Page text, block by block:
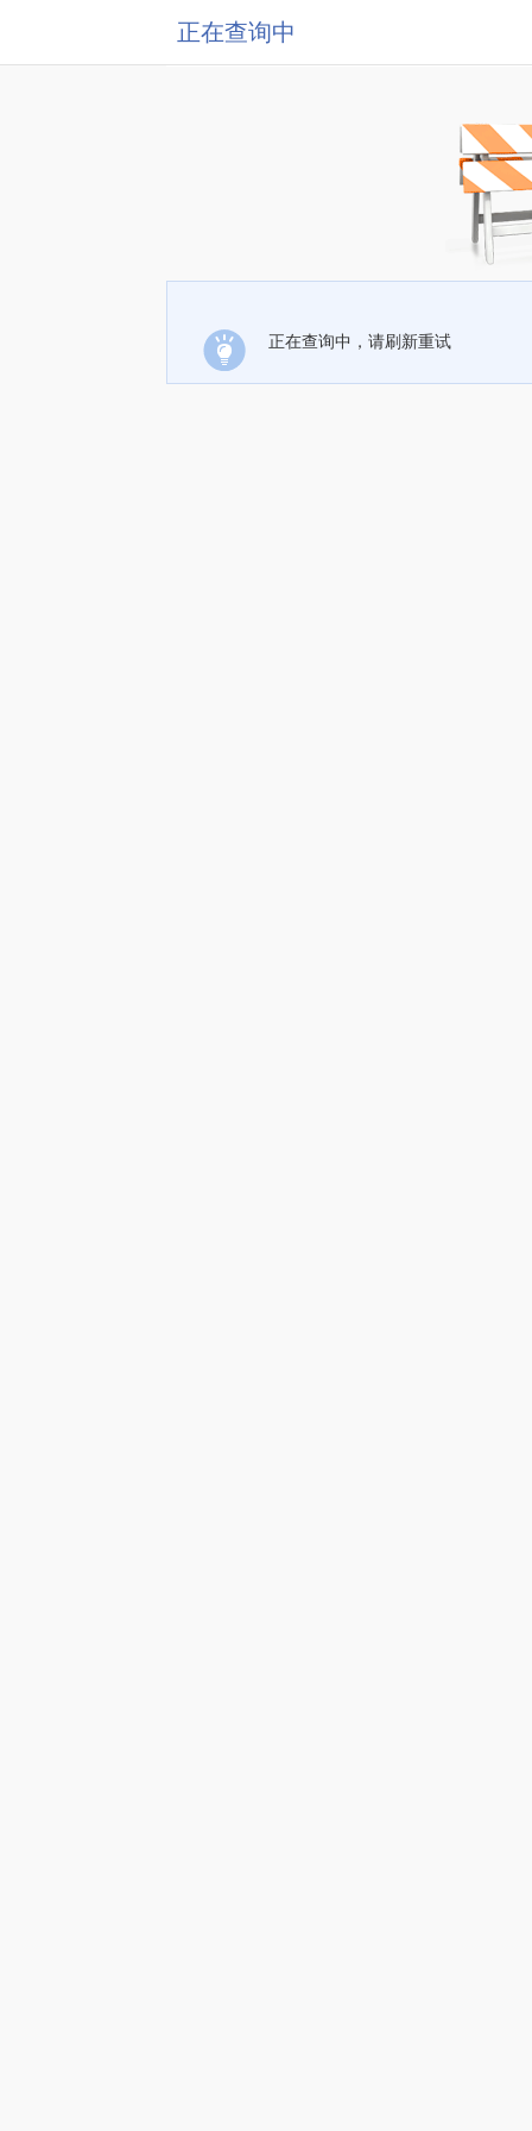
正在查询中
正在查询中，请刷新重试